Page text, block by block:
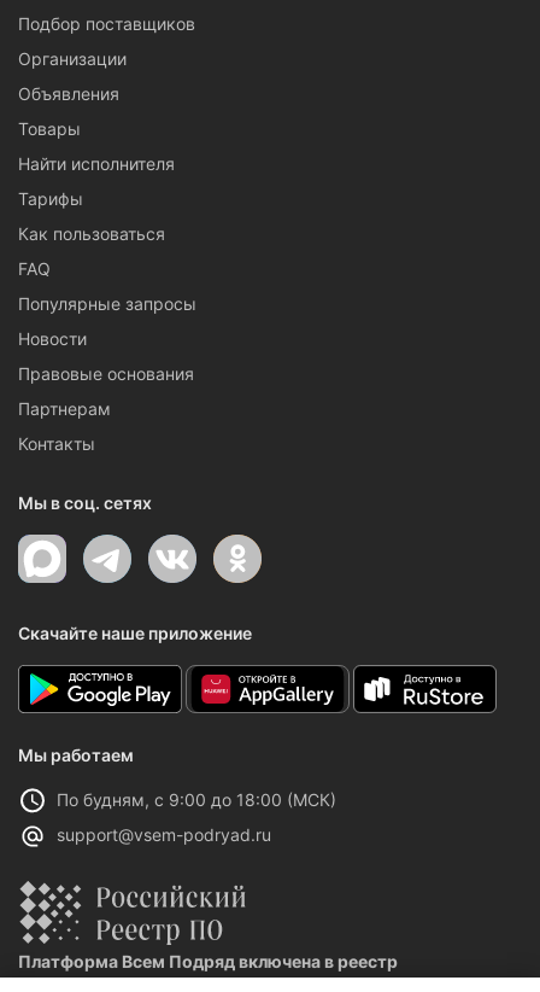
Подбор поставщиков
Организации
Объявления
Товары
Найти исполнителя
Тарифы
Как пользоваться
FAQ
Популярные запросы
Новости
Правовые основания
Партнерам
Контакты
Мы в соц. сетях
Скачайте наше приложение
Мы работаем
По будням, с 9:00 до 18:00 (МСК)
support@vsem-podryad.ru
Платформа Всем Подряд включена в реестр